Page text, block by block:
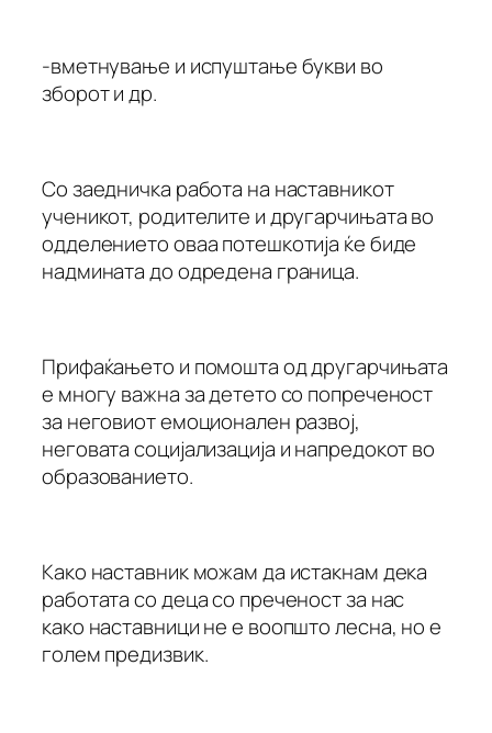
-вметнување и испуштање букви во
зборот и др.
Со заедничка работа на наставникот
ученикот, родителите и другарчињата во
одделението оваа потешкотија ќе биде
надмината до одредена граница.
Прифаќањето и помошта од другарчињата
е многу важна за детето со попреченост
за неговиот емоционален развој,
неговата социјализација и напредокот во
образованието.
Како наставник можам да истакнам дека
работата со деца со преченост за нас
како наставници не е воопшто лесна, но е
голем предизвик.